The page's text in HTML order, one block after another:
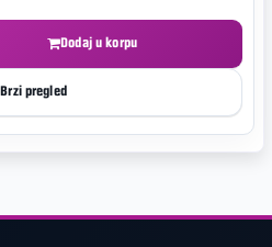
Dodaj u korpu
Brzi pregled